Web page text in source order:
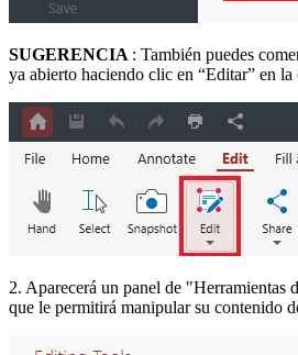
SUGERENCIA : También puedes
ya abierto haciendo clic en “Editar” en la
2. Aparecerá un panel de "Herramientas
que le permitirá manipular su contenido